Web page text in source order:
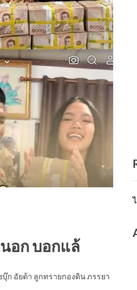
อก บอกแล้
ก อัยด้า ลูกทรายกองดิน ภรรยา